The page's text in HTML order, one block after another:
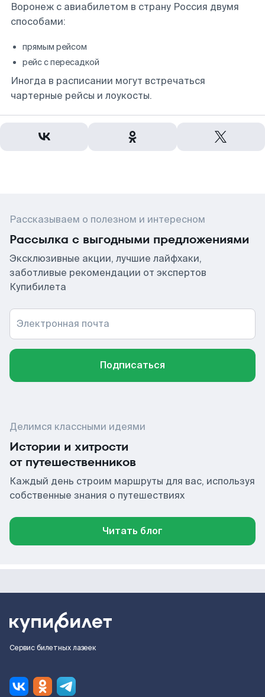
Воронеж с авиабилетом в страну Россия двумя
способами:
прямым рейсом
рейс с пересадкой
Иногда в расписании могут встречаться
чартерные рейсы и лоукосты.
Рассказываем о полезном и интересном
Рассылка с выгодными предложениями
Эксклюзивные акции, лучшие лайфхаки,
заботливые рекомендации от экспертов
Купибилета
Электронная почта
Подписаться
Делимся классными идеями
Истории и хитрости
от путешественников
Каждый день строим маршруты для вас, используя
собственные знания о путешествиях
Читать блог
Сервис билетных лазеек